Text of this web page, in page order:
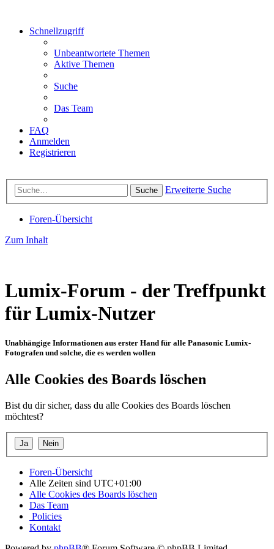
Schnellzugriff
Unbeantwortete Themen
Aktive Themen
Suche
Das Team
FAQ
Anmelden
Registrieren
Suche Erweiterte Suche
Foren-Übersicht
Zum Inhalt
Lumix-Forum - der Treffpunkt
für Lumix-Nutzer
Unabhängige Informationen aus erster Hand für alle Panasonic Lumix-
Fotografen und solche, die es werden wollen
Alle Cookies des Boards löschen
Bist du dir sicher, dass du alle Cookies des Boards löschen
möchtest?
Foren-Übersicht
Alle Zeiten sind UTC+01:00
Alle Cookies des Boards löschen
Das Team
Policies
Kontakt